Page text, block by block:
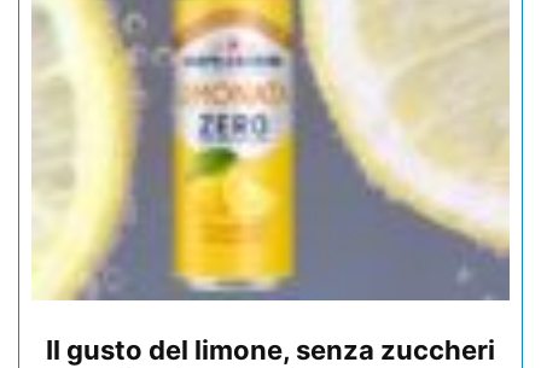
Il gusto del limone, senza zuccheri